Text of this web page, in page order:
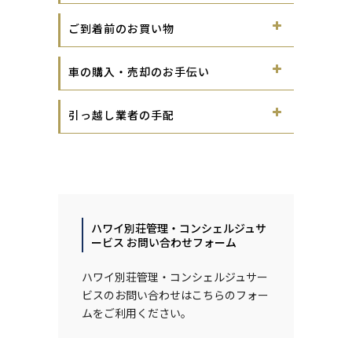
ご到着前のお買い物
車の購入・売却のお手伝い
引っ越し業者の手配
ハワイ別荘管理・コンシェルジュサ
ービス お問い合わせフォーム
ハワイ別荘管理・コンシェルジュサー
ビスのお問い合わせはこちらのフォー
ムをご利用ください。